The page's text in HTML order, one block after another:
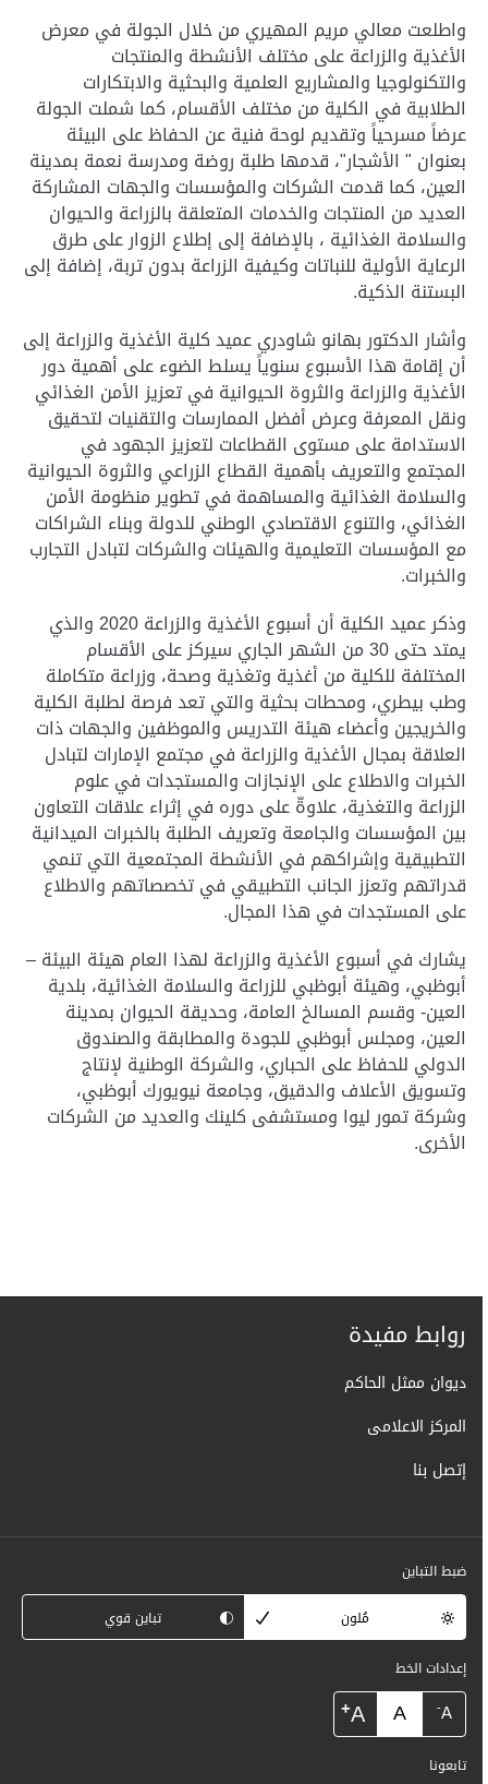
واطلعت معالي مريم المهيري من خلال الجولة في معرض
الأغذية والزراعة على مختلف الأنشطة والمنتجات
والتكنولوجيا والمشاريع العلمية والبحثية والابتكارات
الطلابية في الكلية من مختلف الأقسام، كما شملت الجولة
عرضاً مسرحياً وتقديم لوحة فنية عن الحفاظ على البيئة
بعنوان " الأشجار"، قدمها طلبة روضة ومدرسة نعمة بمدينة
العين، كما قدمت الشركات والمؤسسات والجهات المشاركة
العديد من المنتجات والخدمات المتعلقة بالزراعة والحيوان
والسلامة الغذائية ، بالإضافة إلى إطلاع الزوار على طرق
الرعاية الأولية للنباتات وكيفية الزراعة بدون تربة، إضافة إلى
البستنة الذكية.
وأشار الدكتور بهانو شاودري عميد كلية الأغذية والزراعة إلى
أن إقامة هذا الأسبوع سنوياً يسلط الضوء على أهمية دور
الأغذية والزراعة والثروة الحيوانية في تعزيز الأمن الغذائي
ونقل المعرفة وعرض أفضل الممارسات والتقنيات لتحقيق
الاستدامة على مستوى القطاعات لتعزيز الجهود في
المجتمع والتعريف بأهمية القطاع الزراعي والثروة الحيوانية
والسلامة الغذائية والمساهمة في تطوير منظومة الأمن
الغذائي، والتنوع الاقتصادي الوطني للدولة وبناء الشراكات
مع المؤسسات التعليمية والهيئات والشركات لتبادل التجارب
والخبرات.
وذكر عميد الكلية أن أسبوع الأغذية والزراعة 2020 والذي
يمتد حتى 30 من الشهر الجاري سيركز على الأقسام
المختلفة للكلية من أغذية وتغذية وصحة، وزراعة متكاملة
وطب بيطري، ومحطات بحثية والتي تعد فرصة لطلبة الكلية
والخريجين وأعضاء هيئة التدريس والموظفين والجهات ذات
العلاقة بمجال الأغذية والزراعة في مجتمع الإمارات لتبادل
الخبرات والاطلاع على الإنجازات والمستجدات في علوم
الزراعة والتغذية، علاوةّ على دوره في إثراء علاقات التعاون
بين المؤسسات والجامعة وتعريف الطلبة بالخبرات الميدانية
التطبيقية وإشراكهم في الأنشطة المجتمعية التي تنمي
قدراتهم وتعزز الجانب التطبيقي في تخصصاتهم والاطلاع
على المستجدات في هذا المجال.
يشارك في أسبوع الأغذية والزراعة لهذا العام هيئة البيئة –
أبوظبي، وهيئة أبوظبي للزراعة والسلامة الغذائية، بلدية
العين- وقسم المسالخ العامة، وحديقة الحيوان بمدينة
العين، ومجلس أبوظبي للجودة والمطابقة والصندوق
الدولي للحفاظ على الحباري، والشركة الوطنية لإنتاج
وتسويق الأعلاف والدقيق، وجامعة نيويورك أبوظبي،
وشركة تمور ليوا ومستشفى كلينك والعديد من الشركات
الأخرى.
روابط مفيدة
ديوان ممثل الحاكم
المركز الاعلامى
إتصل بنا
ضبط التباين
مُلون
تباين قوي
إعدادات الخط
A
-
A
A
+
تابعونا